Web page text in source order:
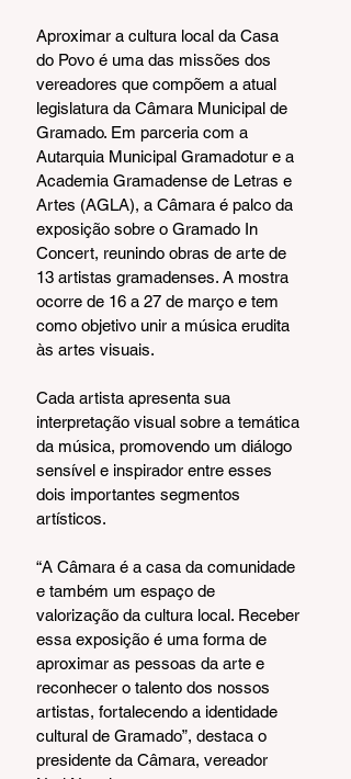
Aproximar a cultura local da Casa
do Povo é uma das missões dos
vereadores que compõem a atual
legislatura da Câmara Municipal de
Gramado. Em parceria com a
Autarquia Municipal Gramadotur e a
Academia Gramadense de Letras e
Artes (AGLA), a Câmara é palco da
exposição sobre o Gramado In
Concert, reunindo obras de arte de
13 artistas gramadenses. A mostra
ocorre de 16 a 27 de março e tem
como objetivo unir a música erudita
às artes visuais.
Cada artista apresenta sua
interpretação visual sobre a temática
da música, promovendo um diálogo
sensível e inspirador entre esses
dois importantes segmentos
artísticos.
“A Câmara é a casa da comunidade
e também um espaço de
valorização da cultura local. Receber
essa exposição é uma forma de
aproximar as pessoas da arte e
reconhecer o talento dos nossos
artistas, fortalecendo a identidade
cultural de Gramado”, destaca o
presidente da Câmara, vereador